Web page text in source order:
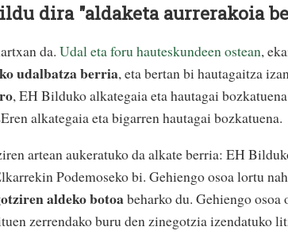
dira "aldaketa aurrerakoia
da. Udal eta foru hauteskundeen ostean,
udalbatza berria, eta bertan bi hautagaitza
, EH Bilduko alkategaia eta hautagai
alkategaia eta bigarren hautagai bozkatuena.
artean aukeratuko da alkate berria: EH
Podemoseko bi. Gehiengo osoa lortu
aldeko botoabeharko du. Gehiengo
zerrendako buru den zinegotzia izendatuko